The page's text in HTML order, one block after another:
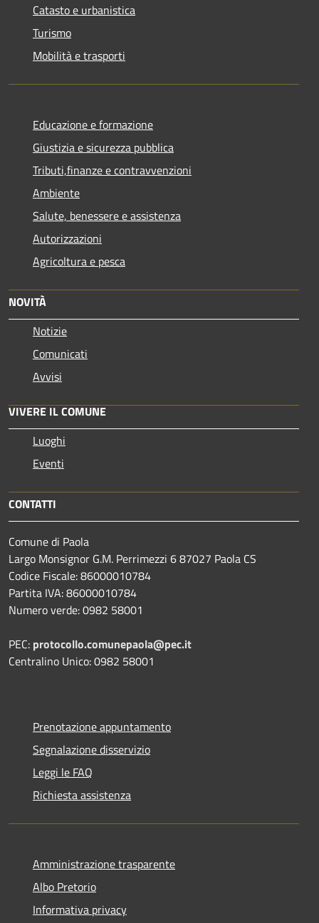
Catasto e urbanistica
Turismo
Mobilità e trasporti
Educazione e formazione
Giustizia e sicurezza pubblica
Tributi,finanze e contravvenzioni
Ambiente
Salute, benessere e assistenza
Autorizzazioni
Agricoltura e pesca
NOVITÀ
Notizie
Comunicati
Avvisi
VIVERE IL COMUNE
Luoghi
Eventi
CONTATTI
Comune di Paola
Largo Monsignor G.M. Perrimezzi 6 87027 Paola CS
Codice Fiscale: 86000010784
Partita IVA: 86000010784
Numero verde: 0982 58001
PEC: protocollo.comunepaola@pec.it
Centralino Unico: 0982 58001
Prenotazione appuntamento
Segnalazione disservizio
Leggi le FAQ
Richiesta assistenza
Amministrazione trasparente
Albo Pretorio
Informativa privacy